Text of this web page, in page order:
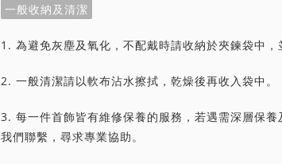
一般收納及清潔
1. 為避免灰塵及氧化，不配戴時請收納於夾鍊袋中，
2. 一般清潔請以軟布沾水擦拭，乾燥後再收入袋中。
3. 每一件首飾皆有維修保養的服務，若遇需深層保
我們聯繫，尋求專業協助。